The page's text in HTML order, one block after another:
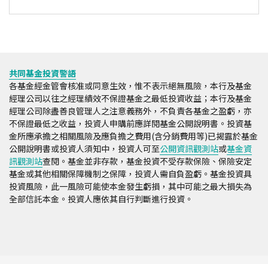
共同基金投資警語
各基金經金管會核准或同意生效，惟不表示絕無風險，本行及基金
經理公司以往之經理績效不保證基金之最低投資收益；本行及基金
經理公司除盡善良管理人之注意義務外，不負責各基金之盈虧，亦
不保證最低之收益，投資人申購前應詳閱基金公開說明書。投資基
金所應承擔之相關風險及應負擔之費用(含分銷費用等)已揭露於基金
公開說明書或投資人須知中，投資人可至公開資訊觀測站或基金資
訊觀測站查閱。基金並非存款，基金投資不受存款保險、保險安定
基金或其他相關保障機制之保障，投資人需自負盈虧。基金投資具
投資風險，此一風險可能使本金發生虧損，其中可能之最大損失為
全部信託本金。投資人應依其自行判斷進行投資。